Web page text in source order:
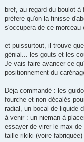
bref, au regard du boulot
préfere qu'on la finisse
s'occupera de ce morceau
et puissurtout, il trouve
génial... les gouts et les
Je vais faire avancer ce
positionnement du
Déja commandé : les
fourche et non décalés
radial, un bocal de liquide
à venir : un nieman à
essayer de virer le max
taille rikiki (voire